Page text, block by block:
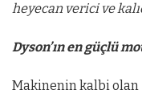
heyecan verici ve
Dyson’ın en güçlü
Makinenin kalbi olan